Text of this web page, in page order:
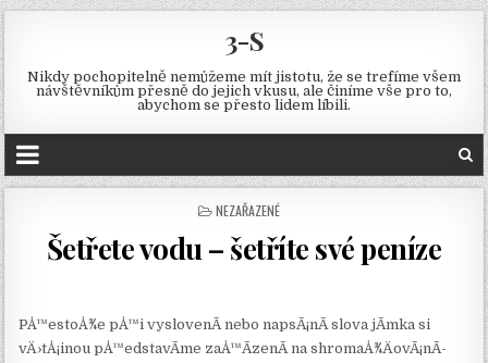
3-S
Nikdy pochopitelně nemůžeme mít jistotu, že se trefíme všem
návštěvníkům přesně do jejich vkusu, ale činíme vše pro to,
abychom se přesto lidem líbili.
POSTED
NEZAŘAZENÉ
Šetřete vodu – šetříte své peníze
PÅ™estoÅ¾e pÅ™i vyslovenÃ­ nebo napsÃ¡nÃ­ slova jÃ­mka si
vÄ›tÅ¡inou pÅ™edstavÃ­me zaÅ™Ã­zenÃ­ na shromaÅ¾ÄovÃ¡nÃ­